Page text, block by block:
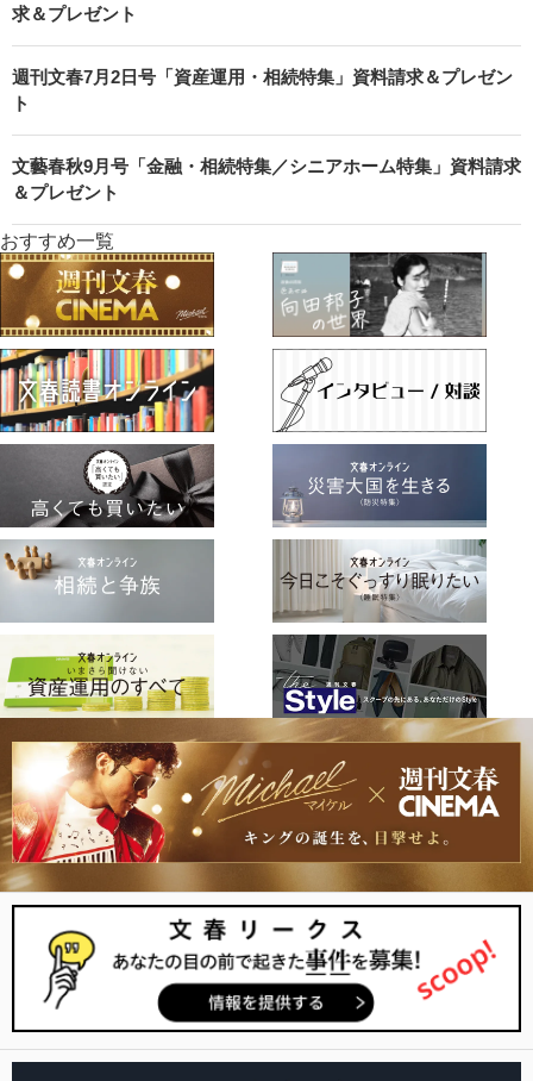
求＆プレゼント
週刊文春7月2日号「資産運用・相続特集」資料請求＆プレゼン
ト
文藝春秋9月号「金融・相続特集／シニアホーム特集」資料請求
＆プレゼント
おすすめ一覧